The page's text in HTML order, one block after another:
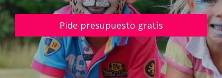
Pide presupuesto gratis